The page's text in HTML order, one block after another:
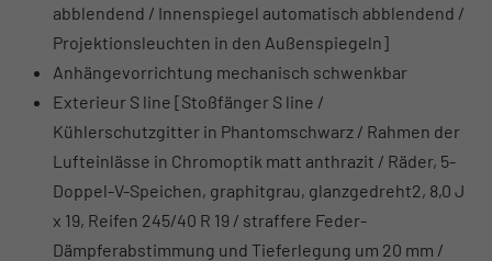
abblendend / Innenspiegel automatisch abblendend /
Projektionsleuchten in den Außenspiegeln]
Anhängevorrichtung mechanisch schwenkbar
Exterieur S line [Stoßfänger S line /
Kühlerschutzgitter in Phantomschwarz / Rahmen der
Lufteinlässe in Chromoptik matt anthrazit / Räder, 5-
Doppel-V-Speichen, graphitgrau, glanzgedreht2, 8,0 J
x 19, Reifen 245/40 R 19 / straffere Feder-
Dämpferabstimmung und Tieferlegung um 20 mm /